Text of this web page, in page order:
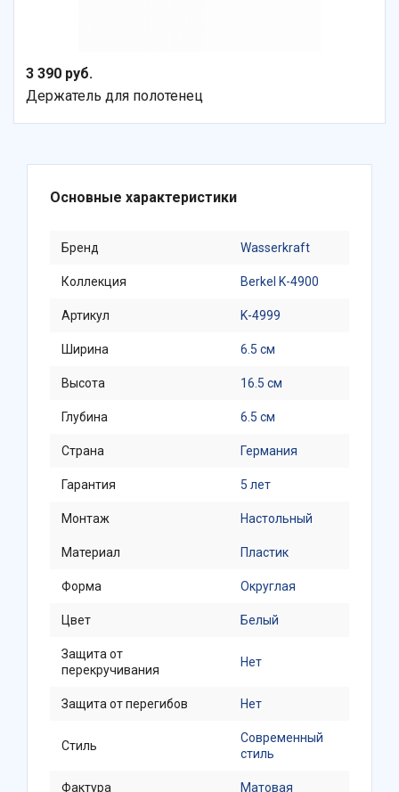
3 390 руб.
Держатель для полотенец
Основные характеристики
Бренд Wasserkraft
Коллекция Berkel K-4900
Артикул K-4999
Ширина 6.5 см
Высота 16.5 см
Глубина 6.5 см
Страна Германия
Гарантия 5 лет
Монтаж Настольный
Материал Пластик
Форма Округлая
Цвет Белый
Защита от
перекручивания
Нет
Защита от перегибов Нет
Стиль
Современный
стиль
Фактура Матовая